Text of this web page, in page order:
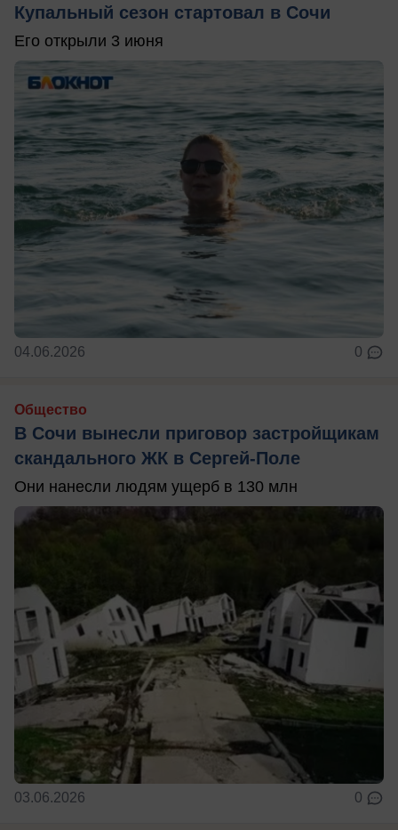
Купальный сезон стартовал в Сочи
Его открыли 3 июня
04.06.2026 0
Общество
В Сочи вынесли приговор застройщикам
скандального ЖК в Сергей-Поле
Они нанесли людям ущерб в 130 млн
03.06.2026 0